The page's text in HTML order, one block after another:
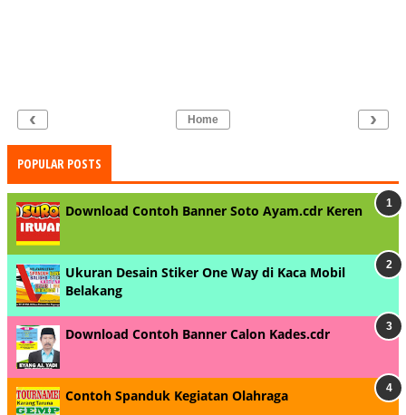
‹ ›
Home
POPULAR POSTS
Download Contoh Banner Soto Ayam.cdr Keren
Ukuran Desain Stiker One Way di Kaca Mobil
Belakang
Download Contoh Banner Calon Kades.cdr
Contoh Spanduk Kegiatan Olahraga